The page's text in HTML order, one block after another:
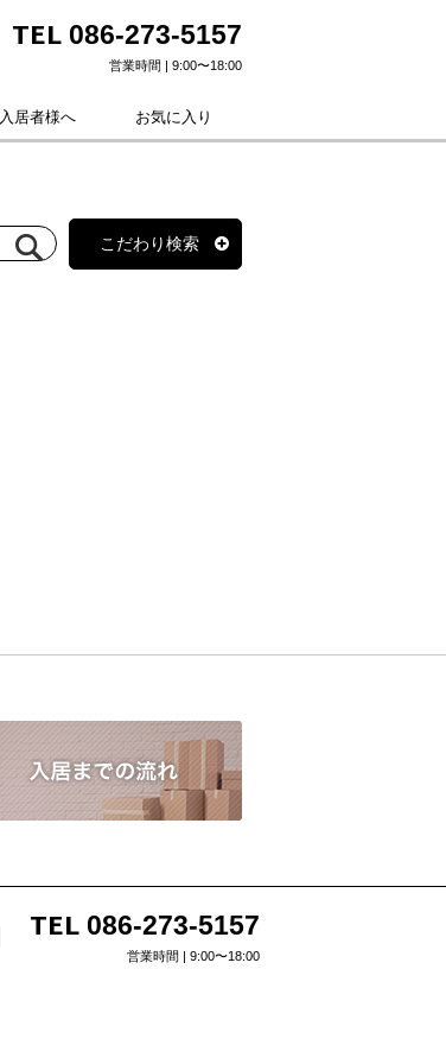
TEL 086-273-5157
営業時間 | 9:00〜18:00
入居者様へ お気に入り
こだわり検索
TEL 086-273-5157
営業時間 | 9:00〜18:00